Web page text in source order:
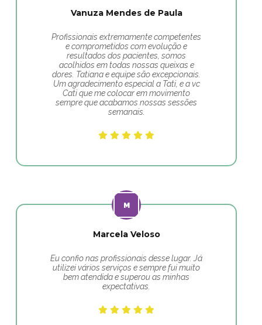
Vanuza Mendes de Paula
Profissionais extremamente competentes
e comprometidos com evolução e
resultados dos pacientes, somos
acolhidos em todas nossas queixas e
dores. Tatiana e equipe são excepcionais.
Um agradecimento especial a Tati, e a vc
Cati que me colocar em movimento
sempre que acabamos nossas sessões
semanais.
Marcela Veloso
Eu confio nas profissionais desse lugar. Já
utilizei vários serviços e sempre fui muito
bem atendida e superou as minhas
expectativas.